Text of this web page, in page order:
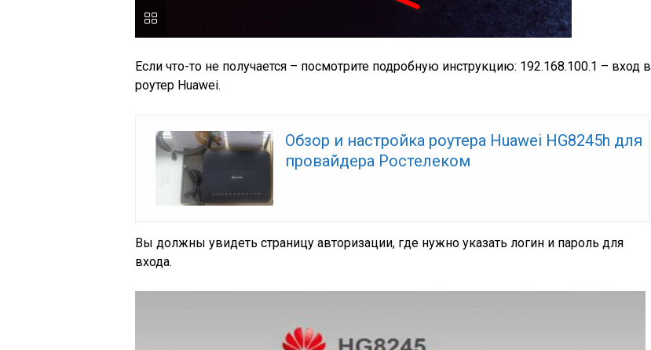
Если что-то не получается – посмотрите подробную инструкцию: 192.168.100.1 – вход в
роутер Huawei.
Обзор и настройка роутера Huawei HG8245h для
провайдера Ростелеком
Вы должны увидеть страницу авторизации, где нужно указать логин и пароль для
входа.